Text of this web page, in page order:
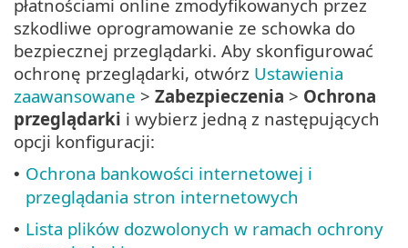
płatnościami online zmodyfikowanych przez
szkodliwe oprogramowanie ze schowka do
bezpiecznej przeglądarki. Aby skonfigurować
ochronę przeglądarki, otwórz Ustawienia
zaawansowane > Zabezpieczenia > Ochrona
przeglądarki i wybierz jedną z następujących
opcji konfiguracji:
• Ochrona bankowości internetowej i
przeglądania stron internetowych
• Lista plików dozwolonych w ramach ochrony